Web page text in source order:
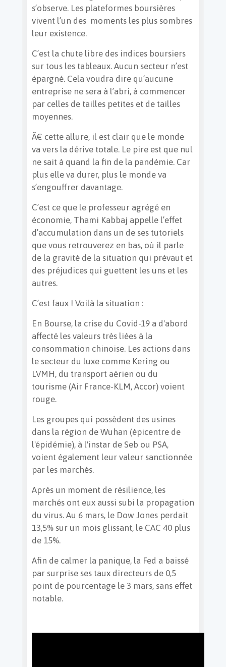
s’observe. Les plateformes boursières
vivent l’un des moments les plus sombres
leur existence.
C’est la chute libre des indices boursiers
sur tous les tableaux. Aucun secteur n’est
épargné. Cela voudra dire qu’aucune
entreprise ne sera à l’abri, à commencer
par celles de tailles petites et de tailles
moyennes.
Ã€ cette allure, il est clair que le monde
va vers la dérive totale. Le pire est que nul
ne sait à quand la fin de la pandémie. Car
plus elle va durer, plus le monde va
s’engouffrer davantage.
C’est ce que le professeur agrégé en
économie, Thami Kabbaj appelle l’effet
d’accumulation dans un de ses tutoriels
que vous retrouverez en bas, où il parle
de la gravité de la situation qui prévaut et
des préjudices qui guettent les uns et les
autres.
C’est faux ! Voilà la situation :
En Bourse, la crise du Covid-19 a d'abord
affecté les valeurs très liées à la
consommation chinoise. Les actions dans
le secteur du luxe comme Kering ou
LVMH, du transport aérien ou du
tourisme (Air France-KLM, Accor) voient
rouge.
Les groupes qui possèdent des usines
dans la région de Wuhan (épicentre de
l'épidémie), à l'instar de Seb ou PSA,
voient également leur valeur sanctionnée
par les marchés.
Après un moment de résilience, les
marchés ont eux aussi subi la propagation
du virus. Au 6 mars, le Dow Jones perdait
13,5% sur un mois glissant, le CAC 40 plus
de 15%.
Afin de calmer la panique, la Fed a baissé
par surprise ses taux directeurs de 0,5
point de pourcentage le 3 mars, sans effet
notable.